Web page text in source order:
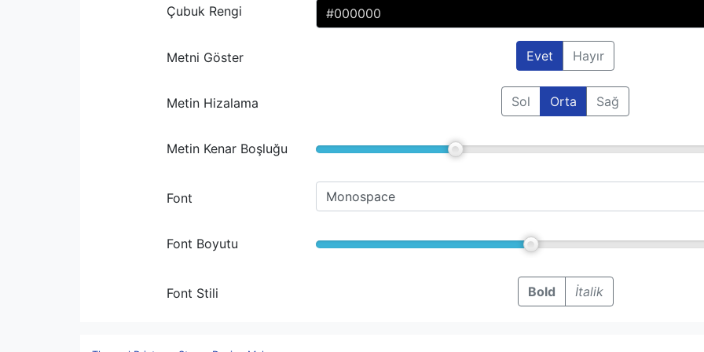
Çubuk Rengi
Metni Göster Evet Hayır
Metin Hizalama Sol Orta Sağ
Metin Kenar Boşluğu
Font
Font Boyutu
Font Stili Bold ‌İtalik